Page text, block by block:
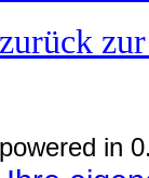
zurück
powered in